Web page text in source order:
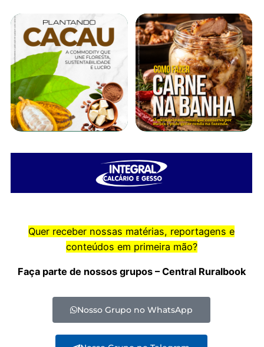
Quer receber nossas matérias, reportagens e
conteúdos em primeira mão?
Faça parte de nossos grupos – Central Ruralbook
Nosso Grupo no WhatsApp